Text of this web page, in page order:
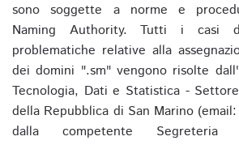
sono soggette a norme e
Naming Authority. Tutti i casi
problematiche relative alla
dei domini ".sm" vengono risolte
Tecnologia, Dati e Statistica -
della Repubblica di San Marino
dalla competente